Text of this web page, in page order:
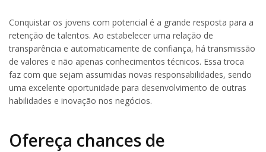
Conquistar os jovens com potencial é a grande resposta para a
retenção de talentos. Ao estabelecer uma relação de
transparência e automaticamente de confiança, há transmissão
de valores e não apenas conhecimentos técnicos. Essa troca
faz com que sejam assumidas novas responsabilidades, sendo
uma excelente oportunidade para desenvolvimento de outras
habilidades e inovação nos negócios.
Ofereça chances de